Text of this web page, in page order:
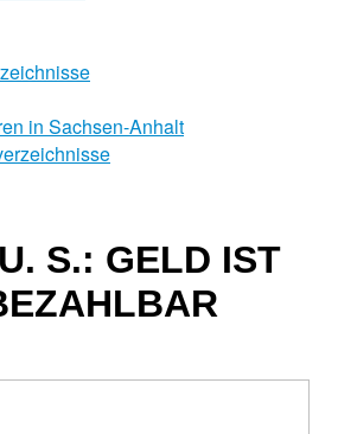
in Sachsen-Anhalt
S.: GELD IST